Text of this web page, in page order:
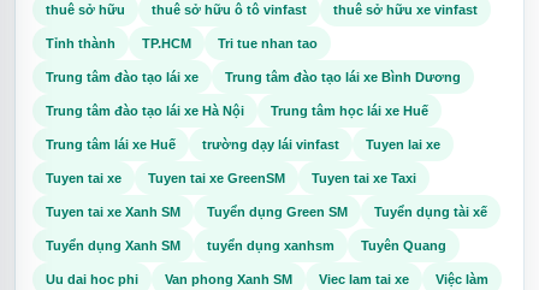
thuê sở hữu thuê sở hữu ô tô vinfast thuê sở hữu xe vinfast
Tỉnh thành TP.HCM Tri tue nhan tao
Trung tâm đào tạo lái xe Trung tâm đào tạo lái xe Bình Dương
Trung tâm đào tạo lái xe Hà Nội Trung tâm học lái xe Huế
Trung tâm lái xe Huế trường dạy lái vinfast Tuyen lai xe
Tuyen tai xe Tuyen tai xe GreenSM Tuyen tai xe Taxi
Tuyen tai xe Xanh SM Tuyển dụng Green SM Tuyển dụng tài xế
Tuyển dụng Xanh SM tuyển dụng xanhsm Tuyên Quang
Uu dai hoc phi Van phong Xanh SM Viec lam tai xe Việc làm